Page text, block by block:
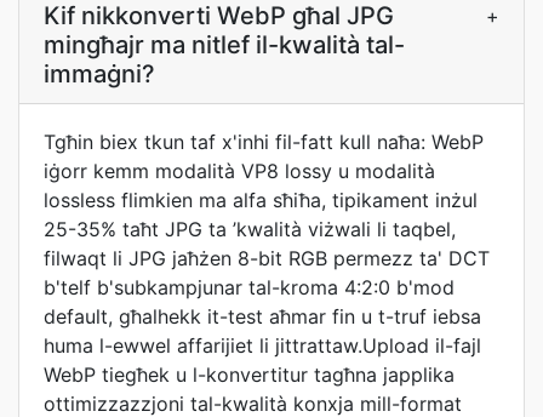
Kif nikkonverti WebP għal JPG
mingħajr ma nitlef il-kwalità tal-
immaġni?
+
Tgħin biex tkun taf x'inhi fil-fatt kull naħa: WebP
iġorr kemm modalità VP8 lossy u modalità
lossless flimkien ma alfa sħiħa, tipikament inżul
25-35% taħt JPG ta ’kwalità viżwali li taqbel,
filwaqt li JPG jaħżen 8-bit RGB permezz ta' DCT
b'telf b'subkampjunar tal-kroma 4:2:0 b'mod
default, għalhekk it-test aħmar fin u t-truf iebsa
huma l-ewwel affarijiet li jittrattaw.Upload il-fajl
WebP tiegħek u l-konvertitur tagħna japplika
ottimizzazzjoni tal-kwalità konxja mill-format